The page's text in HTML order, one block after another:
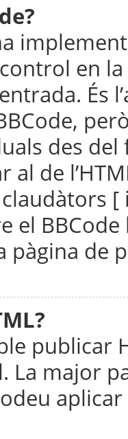
en
És
des
al de
[
el
pàgina de
publicar
La major